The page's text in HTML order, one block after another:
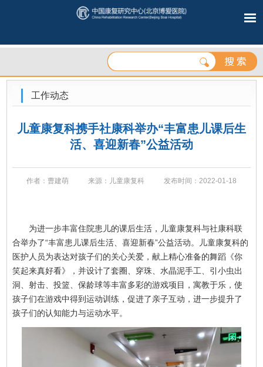
工作动态
儿童康复科携手社康科举办“丰富患儿课后生
活、喜迎新春”公益活动
作者：曹建萌 来源：儿童康复科 发布时间：2022-01-18
为进一步丰富住院患儿的课后生活，儿童康复科与社康科联
合举办了“丰富患儿课后生活、喜迎新春”公益活动。儿童康复科的
医护人员为表达对孩子们的关心关爱，献上精心准备的舞蹈《你
笑起来真好看》，并设计了套圈、穿珠、水晶泥手工、引小虫出
洞、射击、投篮、保龄球等丰富多彩的游戏项目，寓教于乐，使
孩子们在游戏中得到运动训练，促进了亲子互动，进一步提升了
孩子们的认知能力与运动水平。